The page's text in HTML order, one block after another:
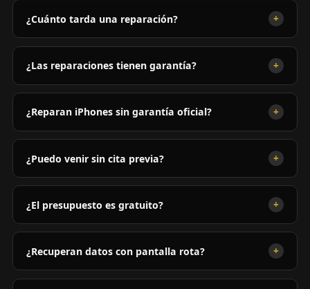
¿Cuánto tarda una reparación? +
¿Las reparaciones tienen garantía? +
¿Reparan iPhones sin garantía oficial? +
¿Puedo venir sin cita previa? +
¿El presupuesto es gratuito? +
¿Recuperan datos con pantalla rota? +